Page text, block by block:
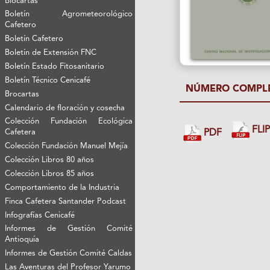
Boletín Agrometeorológico
Cafetero
Boletín Cafetero
Boletín de Extensión FNC
Boletín Estado Fitosanitario
Boletín Técnico Cenicafé
Brocartas
Calendario de floración y cosecha
Colección Fundación Ecológica
Cafetera
Colección Fundación Manuel Mejía
Colección Libros 80 años
Colección Libros 85 años
Comportamiento de la Industria
Finca Cafetera Santander Podcast
Infografías Cenicafé
Informes de Gestión Comité
Antioquía
Informes de Gestión Comité Caldas
Las Aventuras del Profesor Yarumo
NÚMERO
PDF FLIP